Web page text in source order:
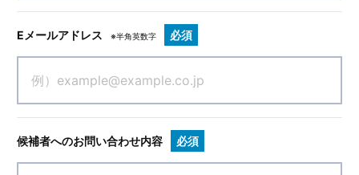
Eメールアドレス ※半角英数字 必須
候補者へのお問い合わせ内容 必須